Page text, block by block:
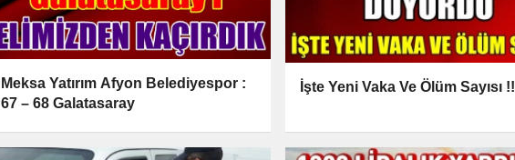
Meksa Yatırım Afyon Belediyespor :
67 – 68 Galatasaray
İşte Yeni Vaka Ve Ölüm Sayısı !!